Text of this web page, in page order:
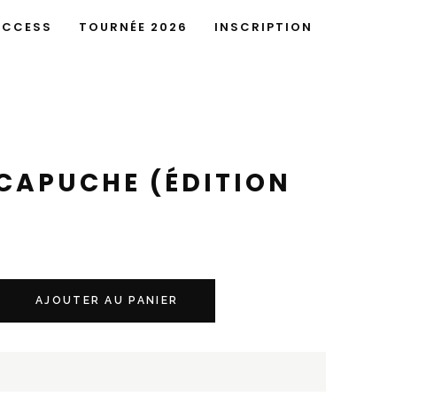
TOURNÉE 2026 INSCRIPTION
(ÉDITION
AJOUTER AU PANIER